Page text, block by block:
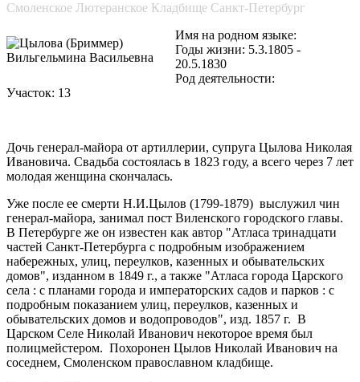
Смоленское Лютеранское Кладбище Санкт-Петербург
Имя на родном языке:
Годы жизни: 5.3.1805 -
20.5.1830
Род деятельности:
Участок: 13
Дочь генерал-майора от артиллерии, супруга Цылова Николая
Ивановича. Свадьба состоялась в 1823 году, а всего через 7 лет
молодая женщина скончалась.
Уже после ее смерти Н.И.Цылов (1799-1879) выслужил чин
генерал-майора, занимал пост Виленского городского главы.
В Петербурге же он известен как автор "Атласа тринадцати
частей Санкт-Петербурга с подробным изображением
набережных, улиц, переулков, казенных и обывательских
домов", изданном в 1849 г., а также "Атласа города Царского
села : с планами города и императорских садов и парков : с
подробным показанием улиц, переулков, казенных и
обывательских домов и водопроводов", изд. 1857 г. В
Царском Селе Николай Иванович некоторое время был
полицмейстером. Похоронен Цылов Николай Иванович на
соседнем, Смоленском православном кладбище.